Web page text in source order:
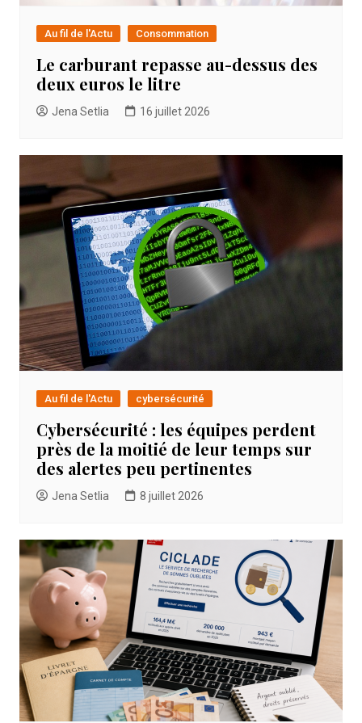
Au fil de l'Actu Consommation
Le carburant repasse au-dessus des
deux euros le litre
Jena Setlia 16 juillet 2026
Au fil de l'Actu cybersécurité
Cybersécurité : les équipes perdent
près de la moitié de leur temps sur
des alertes peu pertinentes
Jena Setlia 8 juillet 2026